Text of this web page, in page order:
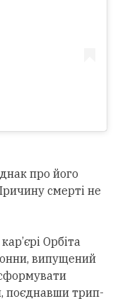
про його
смерті не
Орбіта
випущений
поєднавши трип-